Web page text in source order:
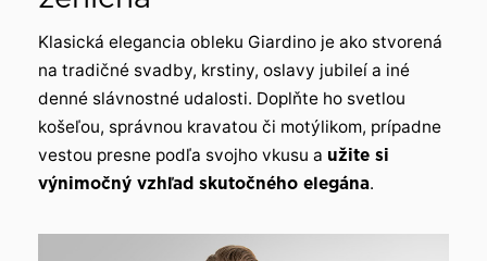
Klasická elegancia obleku Giardino je ako stvorená
na tradičné svadby, krstiny, oslavy jubileí a iné
denné slávnostné udalosti. Doplňte ho svetlou
košeľou, správnou kravatou či motýlikom, prípadne
vestou presne podľa svojho vkusu a užite si
výnimočný vzhľad skutočného elegána.